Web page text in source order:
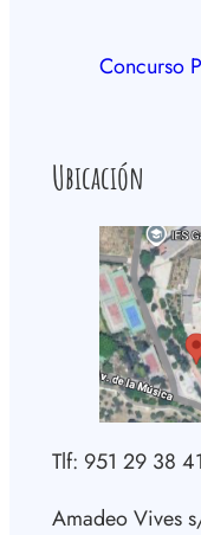
Concurso
Ubicación
Tlf: 951 29 38 41
Amadeo Vives